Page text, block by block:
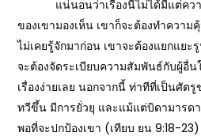
แน่นอนว่าเรื่องนี้ไม่ได้มีแต่ความ
ของเขามองเห็น เขาก็จะต้องทำความ
ไม่เคยรู้จักมาก่อน เขาจะต้องแยกแยะ
จะต้องจัดระเบียบความสัมพันธ์กับผู้อื่
เรื่องง่ายเลย นอกจากนี้ ท่าทีที่เป็นศัต
ทวีขึ้น มีการยั่วยุ และแม้แต่บิดามารด
พอที่จะปกป้องเขา (เทียบ ยน 9:18-